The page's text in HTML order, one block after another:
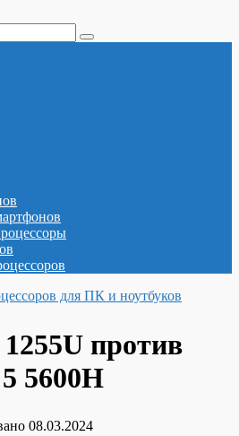
для ПК и ноутбуков
против
5600H
08.03.2024